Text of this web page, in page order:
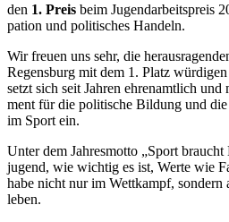
den 1. Preis beim Jugend­ar­beits­preis
pa­tion und poli­ti­sches Han­deln.
Wir freuen uns sehr, die
Regens­burg mit dem 1. Platz
setzt sich seit Jah­ren ehren­amt­lich
ment für die poli­ti­sche Bil­dung und
im Sport ein.
Unter dem Jah­res­motto „Sport
ju­gend, wie wich­tig es ist, Werte wie
habe nicht nur im Wett­kampf, son­dern
leben.